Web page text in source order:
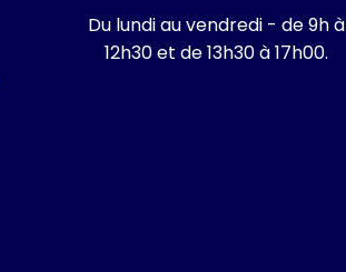
Du lundi au vendredi - de 9h à
12h30 et de 13h30 à 17h00.